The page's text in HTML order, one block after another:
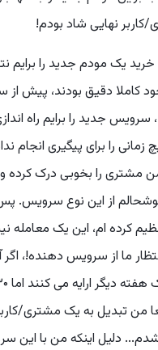
نهایی شاد بودم!
خرید یک مودم جدید را برایم
کاملا دقیق بودند، پیش از
روزه ، سرویس جدید را برایم راه
زمانی را برای پیگیری انجام
من مشتری را بخوبی درک کرده
از این نوع سرویس. پس
کرده ام، این یک
ما از سرویس دهنده!، اگر
من تبدیل به یک مشتری/
دلیل اینکه من با این